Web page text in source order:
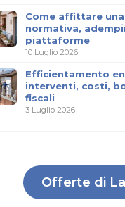
Come affittare una
normativa,
piattaforme
10 Luglio 2026
Efficientamento
interventi, costi,
fiscali
3 Luglio 2026
Offerte di